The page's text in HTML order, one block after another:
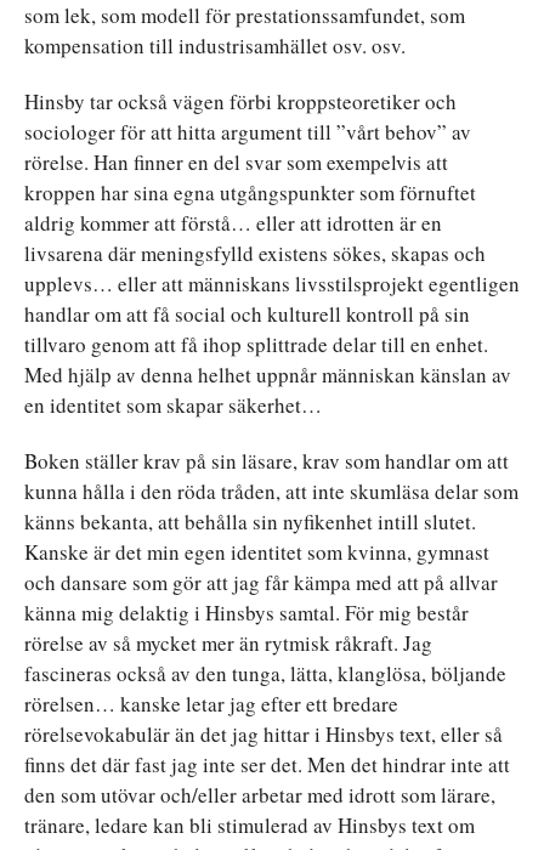
som lek, som modell för prestationssamfundet, som
kompensation till industrisamhället osv. osv.
Hinsby tar också vägen förbi kroppsteoretiker och
sociologer för att hitta argument till ”vårt behov” av
rörelse. Han finner en del svar som exempelvis att
kroppen har sina egna utgångspunkter som förnuftet
aldrig kommer att förstå… eller att idrotten är en
livsarena där meningsfylld existens sökes, skapas och
upplevs… eller att människans livsstilsprojekt egentligen
handlar om att få social och kulturell kontroll på sin
tillvaro genom att få ihop splittrade delar till en enhet.
Med hjälp av denna helhet uppnår människan känslan av
en identitet som skapar säkerhet…
Boken ställer krav på sin läsare, krav som handlar om att
kunna hålla i den röda tråden, att inte skumläsa delar som
känns bekanta, att behålla sin nyfikenhet intill slutet.
Kanske är det min egen identitet som kvinna, gymnast
och dansare som gör att jag får kämpa med att på allvar
känna mig delaktig i Hinsbys samtal. För mig består
rörelse av så mycket mer än rytmisk råkraft. Jag
fascineras också av den tunga, lätta, klanglösa, böljande
rörelsen… kanske letar jag efter ett bredare
rörelsevokabulär än det jag hittar i Hinsbys text, eller så
finns det där fast jag inte ser det. Men det hindrar inte att
den som utövar och/eller arbetar med idrott som lärare,
tränare, ledare kan bli stimulerad av Hinsbys text om